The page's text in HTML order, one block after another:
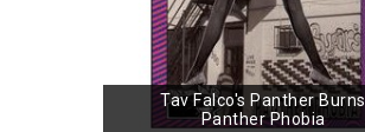
Tav Falco's Panther Burns
Panther Phobia